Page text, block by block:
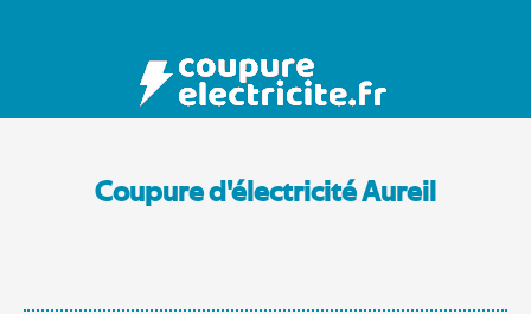
Coupure d'électricité Aureil